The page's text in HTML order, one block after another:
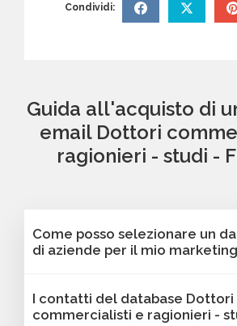
Condividi:
Guida all'acquisto di
email Dottori
ragionieri - studi -
Come posso selezionare un
di aziende per il mio
nostra piattaforma Bancomail.
I contatti del database Dottori
commercialisti e ragionieri -